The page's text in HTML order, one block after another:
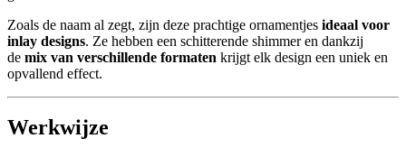
Zoals de naam al zegt, zijn deze prachtige ornamentjes ideaal voor
inlay designs. Ze hebben een schitterende shimmer en dankzij
de mix van verschillende formaten krijgt elk design een uniek en
opvallend effect.
Werkwijze